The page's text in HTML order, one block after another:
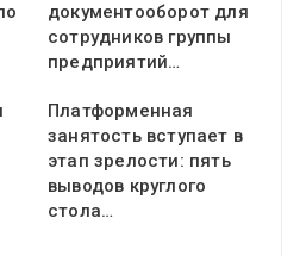
документооборот для
сотрудников группы
предприятий…
Платформенная
занятость вступает в
этап зрелости: пять
выводов круглого
стола…